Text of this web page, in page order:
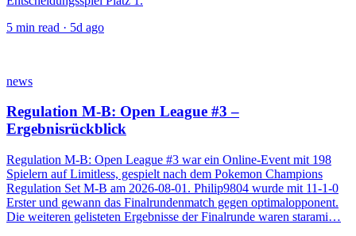
5 min read · 5d ago
news
Regulation M-B: Open League #3 –
Ergebnisrückblick
Regulation M-B: Open League #3 war ein Online-Event mit 198
Spielern auf Limitless, gespielt nach dem Pokemon Champions
Regulation Set M-B am 2026-08-01. Philip9804 wurde mit 11-1-0
Erster und gewann das Finalrundenmatch gegen optimalopponent.
Die weiteren gelisteten Ergebnisse der Finalrunde waren starami…